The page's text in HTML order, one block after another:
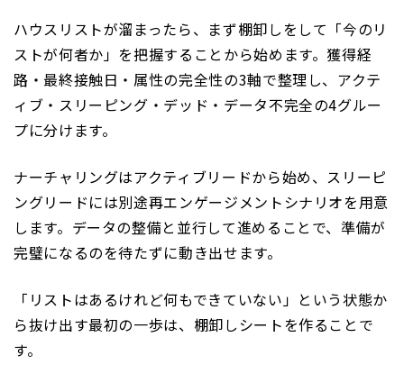
ハウスリストが溜まったら、まず棚卸しをして「今のリ
ストが何者か」を把握することから始めます。獲得経
路・最終接触日・属性の完全性の3軸で整理し、アクテ
ィブ・スリーピング・デッド・データ不完全の4グルー
プに分けます。
ナーチャリングはアクティブリードから始め、スリーピ
ングリードには別途再エンゲージメントシナリオを用意
します。データの整備と並行して進めることで、準備が
完璧になるのを待たずに動き出せます。
「リストはあるけれど何もできていない」という状態か
ら抜け出す最初の一歩は、棚卸しシートを作ることで
す。